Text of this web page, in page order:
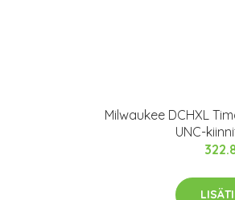
Milwaukee DCHXL
UNC-